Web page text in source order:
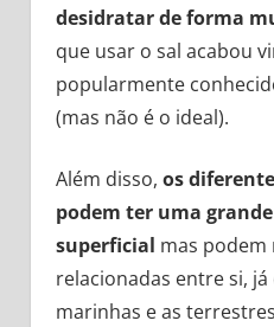
desidratar de forma
que usar o sal acabou
popularmente
(mas não é o ideal).
Além disso, os
podem ter uma
superficial mas podem
relacionadas entre si,
marinhas e as